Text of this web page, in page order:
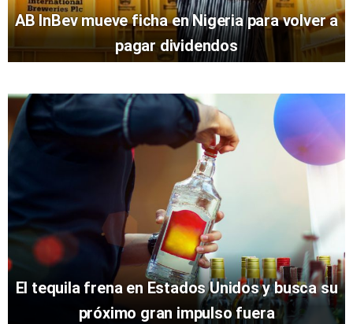
AB InBev mueve ficha en Nigeria para volver a
pagar dividendos
El tequila frena en Estados Unidos y busca su
próximo gran impulso fuera